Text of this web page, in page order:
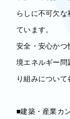
らしに不可欠
ています。
安全・安心か
境エネルギー問
り組みについて
■建築・産業カ